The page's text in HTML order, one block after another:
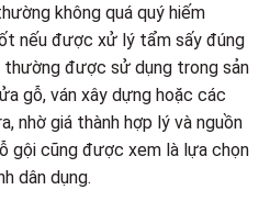
không quá quý hiếm
nếu được xử lý tẩm sấy đúng
thường được sử dụng trong sản
gỗ, ván xây dựng hoặc các
nhờ giá thành hợp lý và nguồn
gội cũng được xem là lựa chọn
dân dụng.